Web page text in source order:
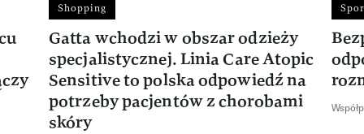
Shopping
Gatta wchodzi w obszar odzieży
specjalistycznej. Linia Care Atopic
Sensitive to polska odpowiedź na
potrzeby pacjentów z chorobami
skóry